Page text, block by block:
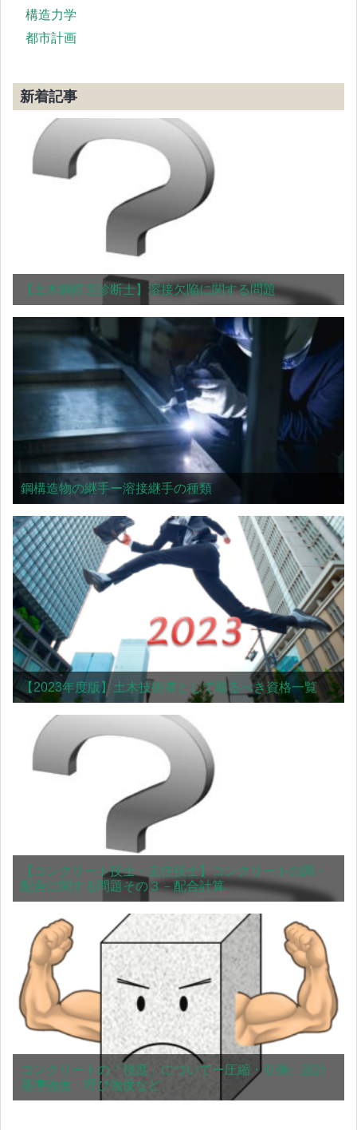
構造力学
都市計画
新着記事
【土木鋼構造診断士】溶接欠陥に関する問題
鋼構造物の継手ー溶接継手の種類
【2023年度版】土木技術者として取るべき資格一覧
【コンクリート技士・主任技士】コンクリートの調・
配合に関する問題その３－配合計算
コンクリートの「強度」についてー圧縮・引張、設計
基準強度・呼び強度など